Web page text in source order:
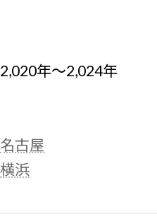
2,020年～2,024年
名古屋
横浜